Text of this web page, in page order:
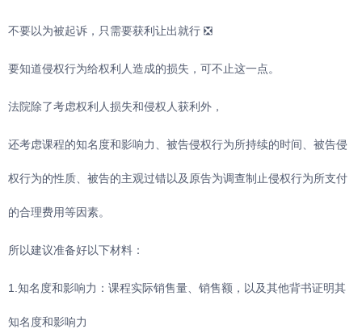
不要以为被起诉，只需要获利让出就行 ❎
要知道侵权行为给权利人造成的损失，可不止这一点。
法院除了考虑权利人损失和侵权人获利外，
还考虑课程的知名度和影响力、被告侵权行为所持续的时间、被告侵
权行为的性质、被告的主观过错以及原告为调查制止侵权行为所支付
的合理费用等因素。
所以建议准备好以下材料：
1.知名度和影响力：课程实际销售量、销售额，以及其他背书证明其
知名度和影响力